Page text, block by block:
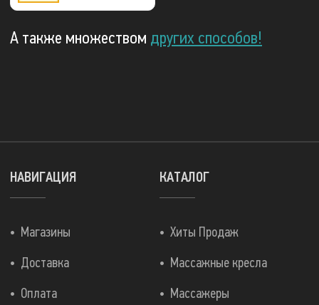
А также множеством других способов!
КАТАЛОГ
Хиты Продаж
Массажные кресла
Массажеры
НАВИГАЦИЯ
Магазины
Доставка
Оплата